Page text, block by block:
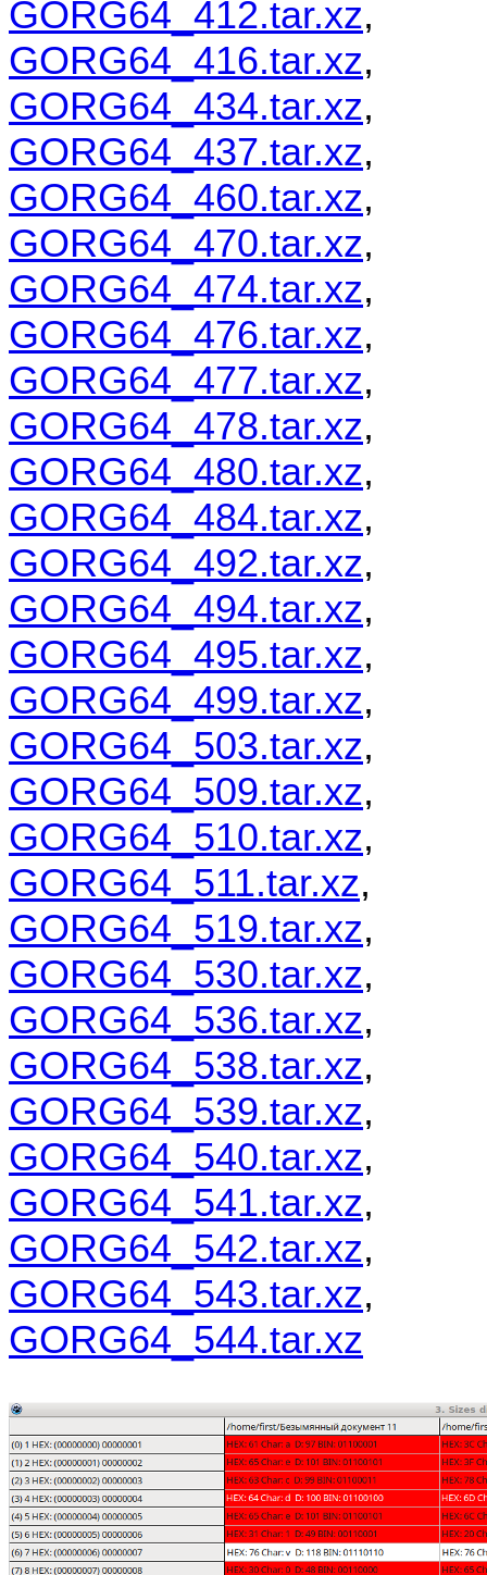
GORG64_412.tar.xz,
GORG64_416.tar.xz,
GORG64_434.tar.xz,
GORG64_437.tar.xz,
GORG64_460.tar.xz,
GORG64_470.tar.xz,
GORG64_474.tar.xz,
GORG64_476.tar.xz,
GORG64_477.tar.xz,
GORG64_478.tar.xz,
GORG64_480.tar.xz,
GORG64_484.tar.xz,
GORG64_492.tar.xz,
GORG64_494.tar.xz,
GORG64_495.tar.xz,
GORG64_499.tar.xz,
GORG64_503.tar.xz,
GORG64_509.tar.xz,
GORG64_510.tar.xz,
GORG64_511.tar.xz,
GORG64_519.tar.xz,
GORG64_530.tar.xz,
GORG64_536.tar.xz,
GORG64_538.tar.xz,
GORG64_539.tar.xz,
GORG64_540.tar.xz,
GORG64_541.tar.xz,
GORG64_542.tar.xz,
GORG64_543.tar.xz,
GORG64_544.tar.xz